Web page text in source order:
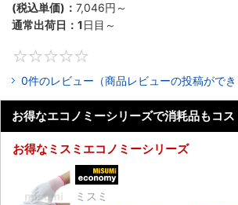
(税込単価)： 7,046円 ～
通常出荷日： 1日目～
0件のレビュー（商品レビューの投稿ができ
お得なエコノミーシリーズで消耗品もコス
お得なミスミエコノミーシリーズ
ミスミ